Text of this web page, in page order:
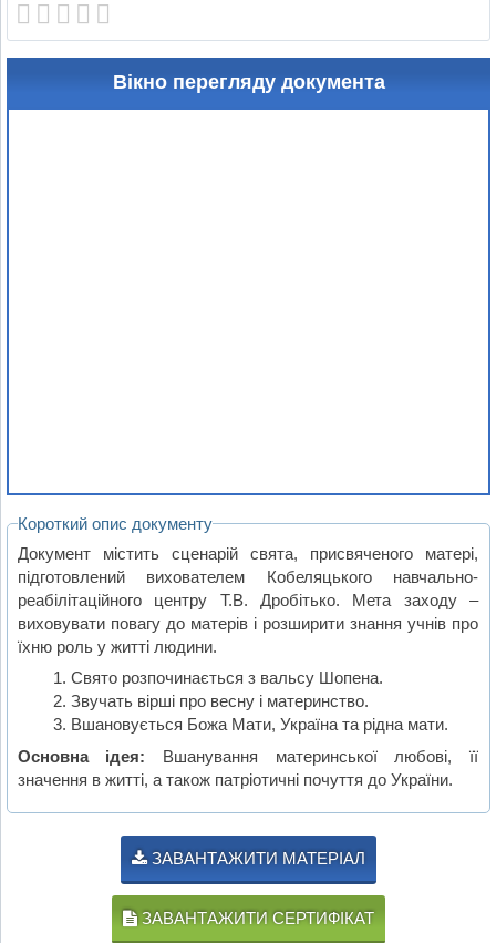
Вікно перегляду документа
Короткий опис документу
Документ містить сценарій свята, присвяченого матері,
підготовлений вихователем Кобеляцького навчально-
реабілітаційного центру Т.В. Дробітько. Мета заходу –
виховувати повагу до матерів і розширити знання учнів про
їхню роль у житті людини.
Свято розпочинається з вальсу Шопена.
Звучать вірші про весну і материнство.
Вшановується Божа Мати, Україна та рідна мати.
Основна ідея: Вшанування материнської любові, її
значення в житті, а також патріотичні почуття до України.
ЗАВАНТАЖИТИ МАТЕРІАЛ
ЗАВАНТАЖИТИ СЕРТИФІКАТ